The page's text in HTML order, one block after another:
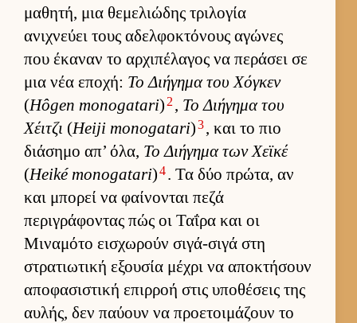
μαθητή, μια θεμελιώδης τριλογία
ανιχνεύει τους αδελ­φοκτόνους αγώνες
που έκαναν το αρ­χιπέλαγος να περάσει σε
μια νέα εποχή: Το Διήγημα του Χόγκεν
(Hôgen monogatari) 2 , Το Διήγημα του
Χέιτζι (Heiji monogatari)3, και το πιο
διάσημο απ’ όλα, Το Διήγημα των Χεϊκέ
(Heiké monogatari)4. Τα δύο πρώτα, αν
και μπορεί να φαί­νονται πεζά
περιγράφοντας πώς οι Ταΐρα και οι
Μιναμότο ει­σχωρούν σιγά-σιγά στη
στρατιω­τική εξου­σία μέχρι να αποκτήσουν
αποφασιστική επιρ­ροή στις υποθέσεις της
αυ­λής, δεν παύ­ουν να προε­τοι­μάζουν το